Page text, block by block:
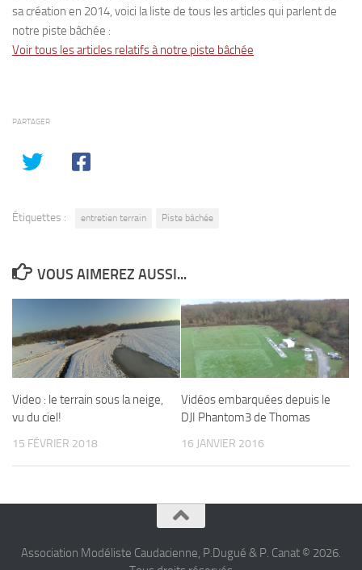
sa création en 2014, voici la liste de tous les articles qui parlent de
notre piste bâchée :
Voir tous les articles relatifs à notre piste bâchée
PARTAGER
Étiquettes : entretien terrain Piste bâchée
VOUS AIMEREZ AUSSI...
Video : le terrain sous la neige,
vu du ciel!
15 FÉVRIER 2018
Vidéos embarquées depuis le
DJI Phantom3 de Thomas
16 JANVIER 2016
Association Modéliste Caudacienne, P.Dugué & P. Canat © 2026.